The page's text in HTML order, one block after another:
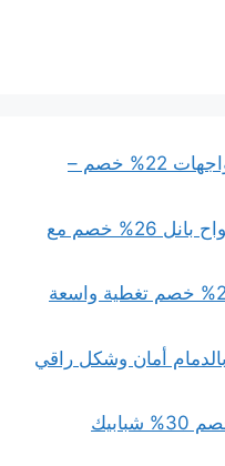
سواتر حديد مجدول وشرائح للواجهات 22% خصم –
مقاول ساندوتش بانل تركيب ألواح بانل 26% خصم مع
تركيب مظلات اكس بالرياض 28% خصم تغطية واسعة
أمان وشكل راقي
فني المنيوم القطيف والجبيل خصم 30% شبابيك